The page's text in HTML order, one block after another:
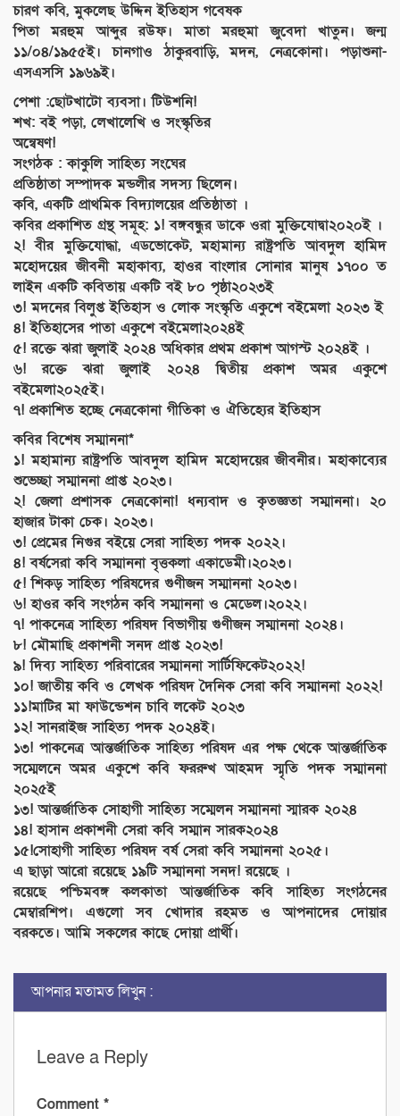
চারণ কবি, মুকলেছ উদ্দিন ইতিহাস গবেষক
পিতা মরহুম আব্দুর রউফ। মাতা মরহুমা জুবেদা খাতুন। জন্ম
১১/০৪/১৯৫৫ই। চানগাও ঠাকুরবাড়ি, মদন, নেত্রকোনা। পড়াশুনা-
এসএসসি ১৯৬৯ই।
পেশা :ছোটখাটো ব্যবসা। টিউশনি!
শখ: বই পড়া, লেখালেখি ও সংস্কৃতির
অন্বেষণ!
সংগঠক : কাকুলি সাহিত্য সংঘের
প্রতিষ্ঠাতা সম্পাদক মন্ডলীর সদস্য ছিলেন।
কবি, একটি প্রাথমিক বিদ্যালয়ের প্রতিষ্ঠাতা ।
কবির প্রকাশিত গ্রন্থ সমূহ: ১! বঙ্গবন্ধুর ডাকে ওরা মুক্তিযোদ্বা২০২০ই ।
২! বীর মুক্তিযোদ্ধা, এডভোকেট, মহামান্য রাষ্ট্রপতি আবদুল হামিদ
মহোদয়ের জীবনী মহাকাব্য, হাওর বাংলার সোনার মানুষ ১৭০০ ত
লাইন একটি কবিতায় একটি বই ৮০ পৃষ্ঠা২০২৩ই
৩! মদনের বিলুপ্ত ইতিহাস ও লোক সংস্কৃতি একুশে বইমেলা ২০২৩ ই
৪! ইতিহাসের পাতা একুশে বইমেলা২০২৪ই
৫! রক্তে ঝরা জুলাই ২০২৪ অধিকার প্রথম প্রকাশ আগস্ট ২০২৪ই ।
৬! রক্তে ঝরা জুলাই ২০২৪ দ্বিতীয় প্রকাশ অমর একুশে
বইমেলা২০২৫ই।
৭! প্রকাশিত হচ্ছে নেত্রকোনা গীতিকা ও ঐতিহ্যের ইতিহাস
কবির বিশেষ সম্মাননা*
১! মহামান্য রাষ্ট্রপতি আবদুল হামিদ মহোদয়ের জীবনীর। মহাকাব্যের
শুভেচ্ছা সম্মাননা প্রাপ্ত ২০২৩।
২! জেলা প্রশাসক নেত্রকোনা! ধন্যবাদ ও কৃতজ্ঞতা সম্মাননা। ২০
হাজার টাকা চেক। ২০২৩।
৩! প্রেমের নিগুর বইয়ে সেরা সাহিত্য পদক ২০২২।
৪! বর্ষসেরা কবি সম্মাননা বৃত্তকলা একাডেমী।২০২৩।
৫! শিকড় সাহিত্য পরিষদের গুণীজন সম্মাননা ২০২৩।
৬! হাওর কবি সংগঠন কবি সম্মাননা ও মেডেল।২০২২।
৭! পাকনেত্র সাহিত্য পরিষদ বিভাগীয় গুণীজন সম্মাননা ২০২৪।
৮! মৌমাছি প্রকাশনী সনদ প্রাপ্ত ২০২৩!
৯! দিব্য সাহিত্য পরিবারের সম্মাননা সার্টিফিকেট২০২২!
১০! জাতীয় কবি ও লেখক পরিষদ দৈনিক সেরা কবি সম্মাননা ২০২২!
১১!মাটির মা ফাউন্ডেশন চাবি লকেট ২০২৩
১২! সানরাইজ সাহিত্য পদক ২০২৪ই।
১৩! পাকনেত্র আন্তর্জাতিক সাহিত্য পরিষদ এর পক্ষ থেকে আন্তর্জাতিক
সম্মেলনে অমর একুশে কবি ফররুখ আহমদ স্মৃতি পদক সম্মাননা
২০২৫ই
১৩! আন্তর্জাতিক সোহাগী সাহিত্য সম্মেলন সম্মাননা স্মারক ২০২৪
১৪! হাসান প্রকাশনী সেরা কবি সম্মান সারক২০২৪
১৫!সোহাগী সাহিত্য পরিষদ বর্ষ সেরা কবি সম্মাননা ২০২৫।
এ ছাড়া আরো রয়েছে ১৯টি সম্মাননা সনদ! রয়েছে ।
রয়েছে পশ্চিমবঙ্গ কলকাতা আন্তর্জাতিক কবি সাহিত্য সংগঠনের
মেম্বারশিপ। এগুলো সব খোদার রহমত ও আপনাদের দোয়ার
বরকতে। আমি সকলের কাছে দোয়া প্রার্থী।
আপনার মতামত লিখুন :
Leave a Reply
Comment *